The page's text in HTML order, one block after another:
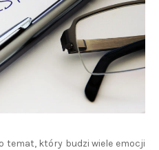
temat, który budzi wiele emocji